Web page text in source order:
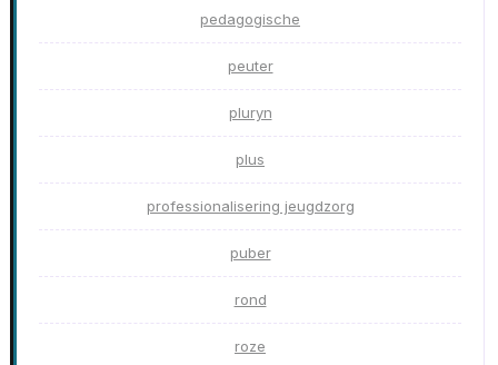
pedagogische
peuter
pluryn
plus
professionalisering jeugdzorg
puber
rond
roze